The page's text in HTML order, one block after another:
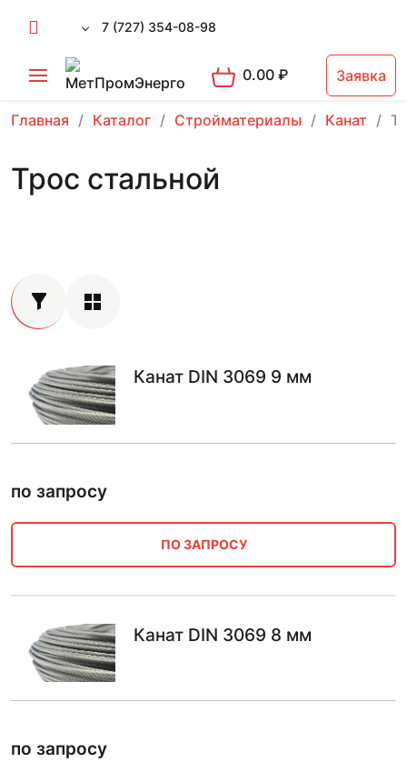
7 (727) 354-08-98
0.00₽ Заявка
Главная Каталог Стройматериалы Канат
Трос стальной
Канат DIN 3069 9 мм
по запросу
ПО ЗАПРОСУ
Канат DIN 3069 8 мм
по запросу